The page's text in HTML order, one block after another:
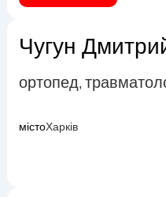
Чугун
ортопед,
містоХарків